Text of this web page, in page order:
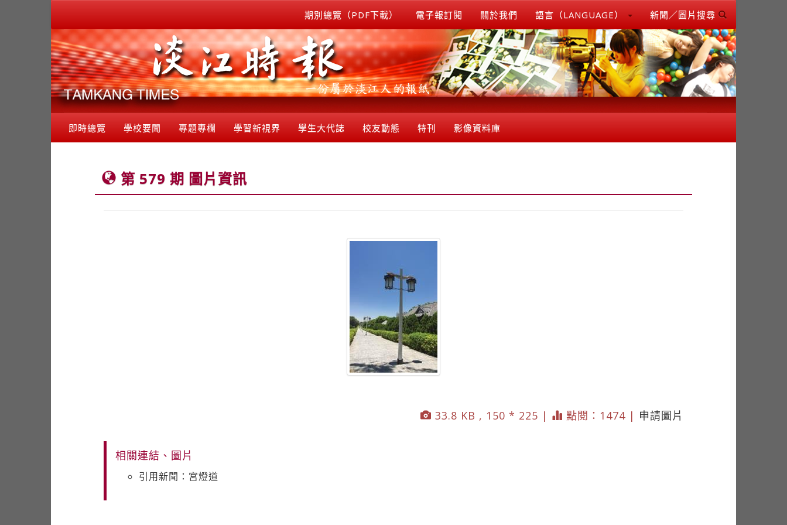
期別總覽（PDF下載） 電子報訂閱 關於我們 語言（LANGUAGE） 新聞／圖片搜尋
即時總覽 學校要聞 專題專欄 學習新視界 學生大代誌 校友動態 特刊 影像資料庫
第 579 期 圖片資訊
33.8 KB , 150 * 225 | 點閱：1474 | 申請圖片
相關連結、圖片
引用新聞：宮燈道